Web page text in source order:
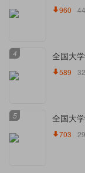
960
4 全国大
589
5 全国大
703